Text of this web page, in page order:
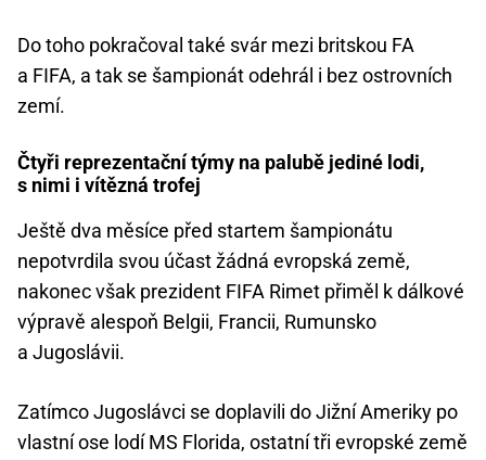
Do toho pokračoval také svár mezi britskou FA
a FIFA, a tak se šampionát odehrál i bez ostrovních
zemí.
Čtyři reprezentační týmy na palubě jediné lodi,
s nimi i vítězná trofej
Ještě dva měsíce před startem šampionátu
nepotvrdila svou účast žádná evropská země,
nakonec však prezident FIFA Rimet přiměl k dálkové
výpravě alespoň Belgii, Francii, Rumunsko
a Jugoslávii.
Zatímco Jugoslávci se doplavili do Jižní Ameriky po
vlastní ose lodí MS Florida, ostatní tři evropské země